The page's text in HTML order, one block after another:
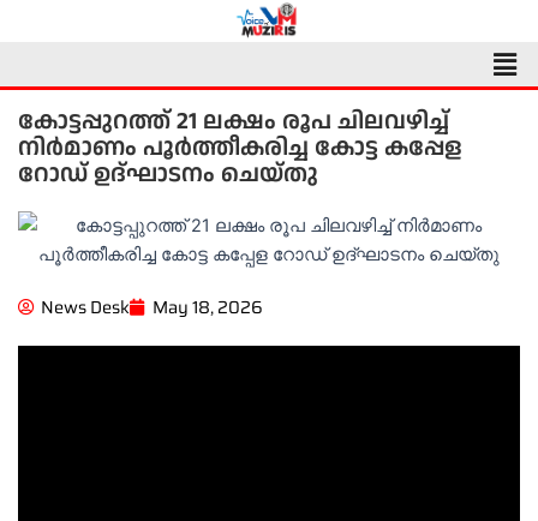
കോട്ടപ്പുറത്ത് 21 ലക്ഷം രൂപ ചിലവഴിച്ച്
നിർമാണം പൂർത്തീകരിച്ച കോട്ട കപ്പേള
റോഡ് ഉദ്ഘാടനം ചെയ്തു
News Desk May 18, 2026